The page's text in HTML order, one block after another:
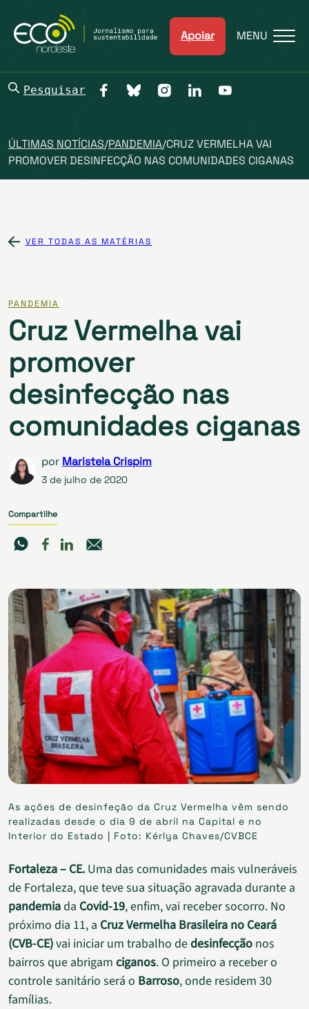
Apoiar MENU
Pesquisar
ÚLTIMAS NOTÍCIAS/PANDEMIA/CRUZ VERMELHA VAI
PROMOVER DESINFECÇÃO NAS COMUNIDADES CIGANAS
VER TODAS AS MATÉRIAS
PANDEMIA
Cruz Vermelha vai
promover
desinfecção nas
comunidades ciganas
por Maristela Crispim
3 de julho de 2020
Compartilhe
As ações de desinfeção da Cruz Vermelha vêm sendo
realizadas desde o dia 9 de abril na Capital e no
Interior do Estado | Foto: Kérlya Chaves/CVBCE
Fortaleza – CE. Uma das comunidades mais vulneráveis
de Fortaleza, que teve sua situação agravada durante a
pandemiada Covid-19, enfim, vai receber socorro. No
próximo dia 11, a Cruz Vermelha Brasileira no Ceará
(CVB-CE)vai iniciar um trabalho dedesinfecção nos
bairros que abrigam ciganos. O primeiro a receber o
controle sanitário será o Barroso, onde residem 30
famílias.